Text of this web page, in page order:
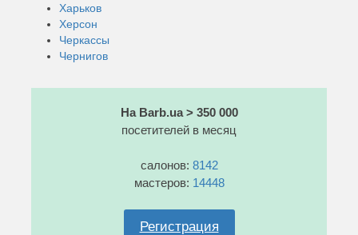
Харьков
Херсон
Черкассы
Чернигов
На Barb.ua > 350 000
посетителей в месяц
салонов: 8142
мастеров: 14448
Регистрация